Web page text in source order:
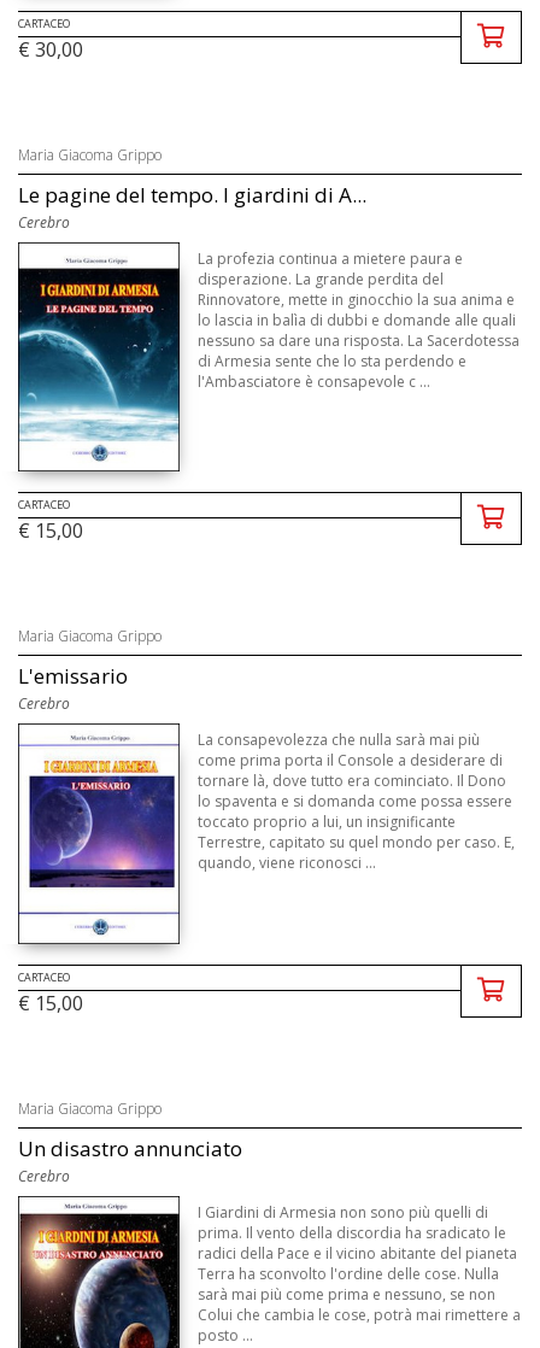
CARTACEO
€ 30,00
Maria Giacoma Grippo
Le pagine del tempo. I giardini di A...
Cerebro
La profezia continua a mietere paura e
disperazione. La grande perdita del
Rinnovatore, mette in ginocchio la sua anima e
lo lascia in balìa di dubbi e domande alle quali
nessuno sa dare una risposta. La Sacerdotessa
di Armesia sente che lo sta perdendo e
l'Ambasciatore è consapevole c ...
CARTACEO
€ 15,00
Maria Giacoma Grippo
L'emissario
Cerebro
La consapevolezza che nulla sarà mai più
come prima porta il Console a desiderare di
tornare là, dove tutto era cominciato. Il Dono
lo spaventa e si domanda come possa essere
toccato proprio a lui, un insignificante
Terrestre, capitato su quel mondo per caso. E,
quando, viene riconosci ...
CARTACEO
€ 15,00
Maria Giacoma Grippo
Un disastro annunciato
Cerebro
I Giardini di Armesia non sono più quelli di
prima. Il vento della discordia ha sradicato le
radici della Pace e il vicino abitante del pianeta
Terra ha sconvolto l'ordine delle cose. Nulla
sarà mai più come prima e nessuno, se non
Colui che cambia le cose, potrà mai rimettere a
posto ...